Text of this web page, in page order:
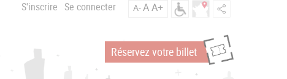
S'inscrire Se connecter A-AA+
Réservez votre billet